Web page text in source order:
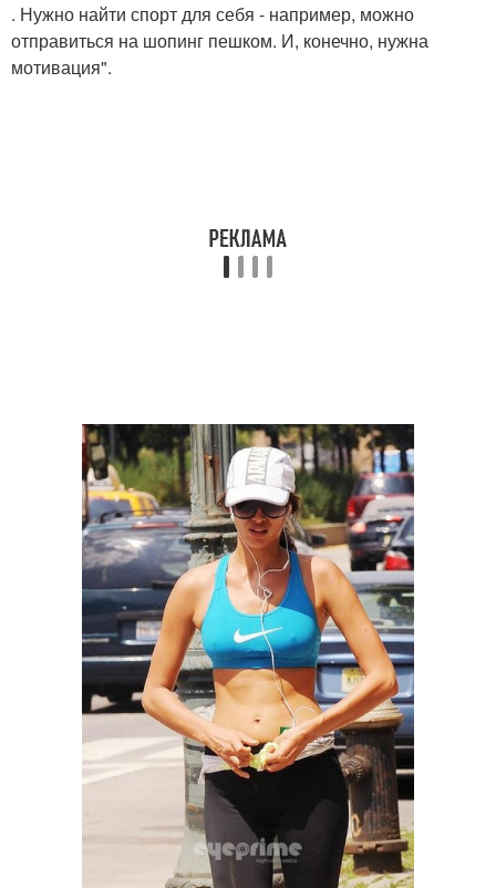
. Нужно найти спорт для себя - например, можно
отправиться на шопинг пешком. И, конечно, нужна
мотивация".